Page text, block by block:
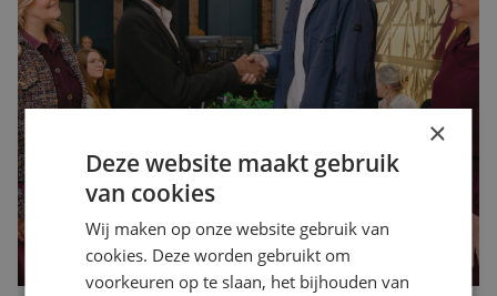
×
Deze website maakt gebruik
van cookies
Wij maken op onze website gebruik van
cookies. Deze worden gebruikt om
voorkeuren op te slaan, het bijhouden van